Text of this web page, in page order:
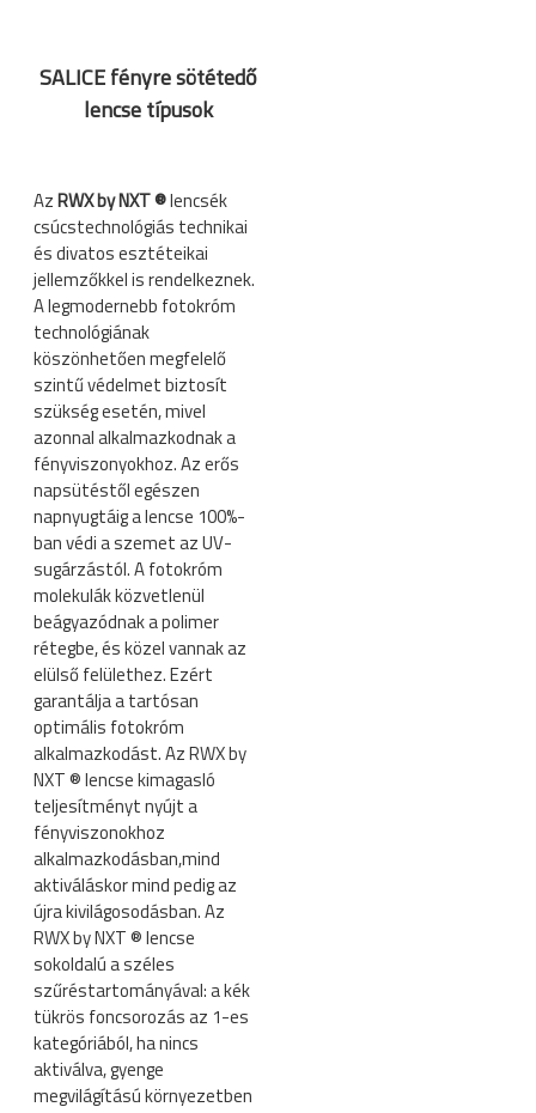
SALICE fényre sötétedő
lencse típusok
AzRWX by NXT ®lencsék
csúcstechnológiás technikai
és divatos esztéteikai
jellemzőkkel is rendelkeznek.
A legmodernebb fotokróm
technológiának
köszönhetően megfelelő
szintű védelmet biztosít
szükség esetén, mivel
azonnal alkalmazkodnak a
fényviszonyokhoz. Az erős
napsütéstől egészen
napnyugtáig a lencse 100%-
ban védi a szemet az UV-
sugárzástól. A fotokróm
molekulák közvetlenül
beágyazódnak a polimer
rétegbe, és közel vannak az
elülső felülethez. Ezért
garantálja a tartósan
optimális fotokróm
alkalmazkodást. Az RWX by
NXT ® lencse kimagasló
teljesítményt nyújt a
fényviszonokhoz
alkalmazkodásban,mind
aktiváláskor mind pedig az
újra kivilágosodásban. Az
RWX by NXT ® lencse
sokoldalú a széles
szűréstartományával: a kék
tükrös foncsorozás az 1-es
kategóriából, ha nincs
aktiválva, gyenge
megvilágítású környezetben